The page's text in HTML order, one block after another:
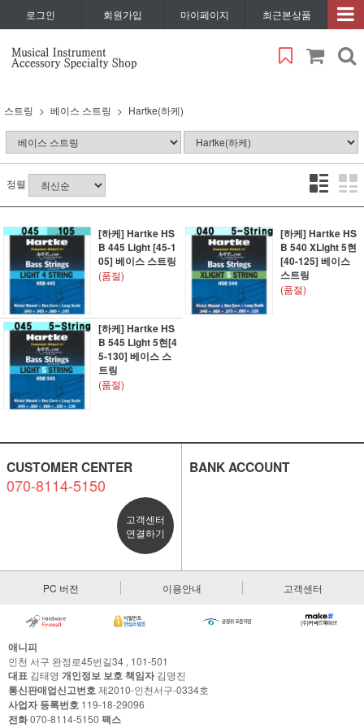
로그인 회원가입 마이페이지 최근본상품
스트링 베이스 스트링 Hartke(하케)
정렬
[하케] Hartke HS
B 445 Light [45-1
05] 베이스 스트링
(품절)
[하케] Hartke HS
B 540 XLight 5현
[40-125] 베이스
스트링
(품절)
[하케] Hartke HS
B 545 Light 5현[4
5-130] 베이스 스
트링
(품절)
CUSTOMER CENTER
070-8114-5150
고객센터
연결하기
BANK ACCOUNT
PC 버전 이용안내 고객센터
애니피
인천 서구 완정로45번길34 , 101-501
대표 김태영 개인정보 보호 책임자김명진
통신판매업신고번호제2010-인천서구-0334호
사업자 등록번호 119-18-29096
전화070-8114-5150 팩스